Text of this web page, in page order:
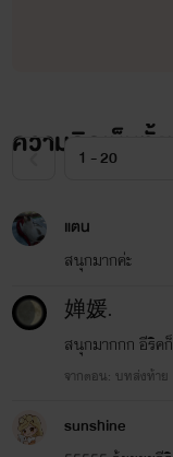
ความคิดเห็นทั้
แตน
สนุกมากค่ะ
婵媛.
สนุกมากกก อีริค
จากตอน: บทส่งท้าย
sunshine